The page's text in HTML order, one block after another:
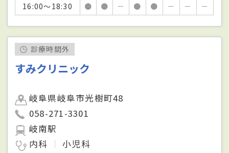
16:00～18:30
● ● － ● ● － － －
診療時間外
すみクリニック
岐阜県岐阜市光樹町48
058-271-3301
岐南駅
内科
小児科